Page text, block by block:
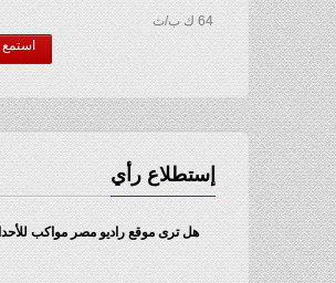
64 ك ب/ث
استمع الآن
إستطلاع رأي
هل ترى موقع راديو مصر مواكب للأحداث؟